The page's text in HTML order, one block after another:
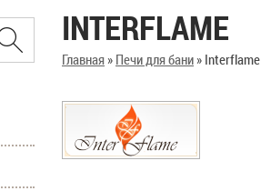
INTERFLAME
Главная» Печи для бани» Interflame